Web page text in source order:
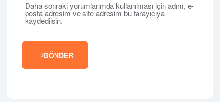
Daha sonraki yorumlarımda kullanılması için adım, e-
posta adresim ve site adresim bu tarayıcıya
kaydedilsin.
GÖNDER